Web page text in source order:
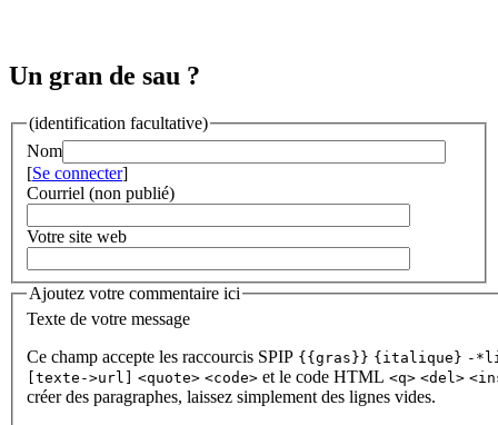
Un gran de sau ?
(identification facultative)
Nom
[Se connecter]
Courriel (non publié)
Votre site web
Ajoutez votre commentaire ici
Texte de votre message
Ce champ accepte les raccourcis SPIP {{gras}} {italique} -
[texte->url]
<quote> <code> et le code HTML <q> <del>
créer des paragraphes, laissez simplement des lignes vides.